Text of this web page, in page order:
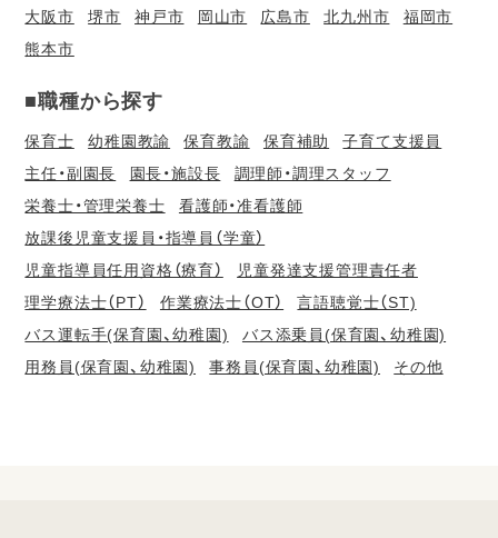
大阪市
堺市 神戸市 岡山市 広島市 北九州市
福岡市
熊本市
■職種から探す
保育士 幼稚園教諭 保育教諭 保育補助
子育て支援員
主任・副園長
園長・施設長
調理師・調理スタッフ
栄養士・管理栄養士
看護師・准看護師
放課後児童支援員・指導員（学童）
児童指導員任用資格（療育）
児童発達支援管理責任者
理学療法士（PT）
作業療法士（OT）
言語聴覚士（ST)
バス運転手(保育園、幼稚園)
バス添乗員(保育園、幼稚園)
用務員(保育園、幼稚園)
事務員(保育園、幼稚園) その他